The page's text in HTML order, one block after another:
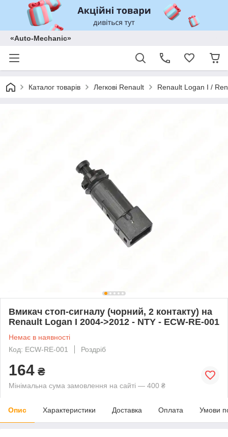
«Auto-Mechanic»
Каталог товарів Легкові Renault Renault Logan I /
Вмикач стоп-сигналу (чорний, 2 контакту) на
Renault Logan I 2004->2012 - NTY - ECW-RE-001
Немає в наявності
Код: ECW-RE-001
Роздріб
164 ₴
Мінімальна сума замовлення на сайті — 400 ₴
Опис Характеристики Доставка Оплата Умови